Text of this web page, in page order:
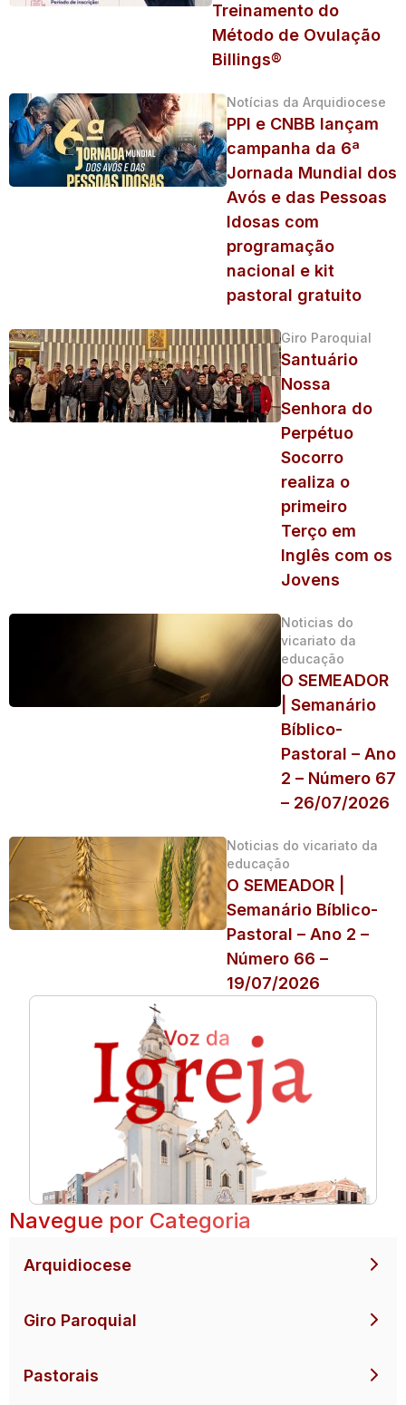
Treinamento do
Método de Ovulação
Billings®
Notícias da Arquidiocese
PPI e CNBB lançam
campanha da 6ª
Jornada Mundial dos
Avós e das Pessoas
Idosas com
programação
nacional e kit
pastoral gratuito
Giro Paroquial
Santuário
Nossa
Senhora do
Perpétuo
Socorro
realiza o
primeiro
Terço em
Inglês com os
Jovens
Noticias do
vicariato da
educação
O SEMEADOR
| Semanário
Bíblico-
Pastoral – Ano
2 – Número 67
– 26/07/2026
Noticias do vicariato da
educação
O SEMEADOR |
Semanário Bíblico-
Pastoral – Ano 2 –
Número 66 –
19/07/2026
Navegue por Categoria
Arquidiocese
Giro Paroquial
Pastorais